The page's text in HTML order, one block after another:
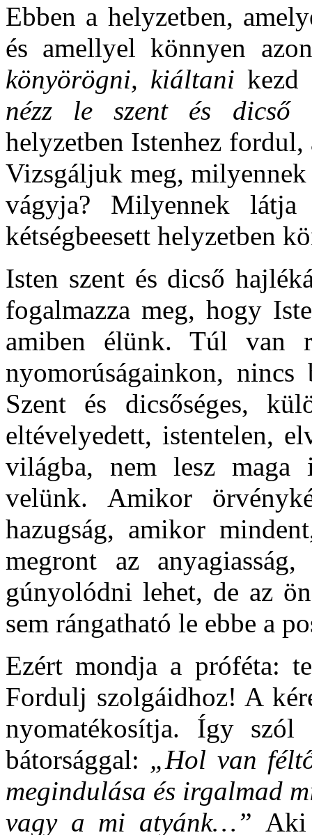
Ebben a helyzetben,
és amellyel könnyen
könyörögni, kiáltani
nézz le szent és
helyzetben Istenhez
Vizsgáljuk meg,
vágyja? Milyennek
kétségbeesett helyzetben
Isten szent és dicső
fogalmazza meg, hogy
amiben élünk. Túl van
nyomorúságainkon, nincs
Szent és dicsőséges,
eltévelyedett, istentelen,
világba, nem lesz maga
velünk. Amikor
hazugság, amikor
megront az
gúnyolódni lehet, de az
sem rángatható le ebbe a
Ezért mondja a próféta:
Fordulj szolgáidhoz! A
nyomatékosítja. Így
bátorsággal: „Hol van
megindulása és irgalmad
vagy a mi atyánk…”